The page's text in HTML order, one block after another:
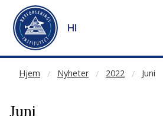
Gå til hovedinnhold
HI
Hjem Nyheter 2022 Juni
NOT CACHED
Juni